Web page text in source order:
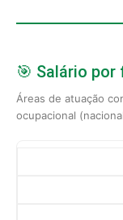
🎯 Salário
Áreas de atuação
ocupacional